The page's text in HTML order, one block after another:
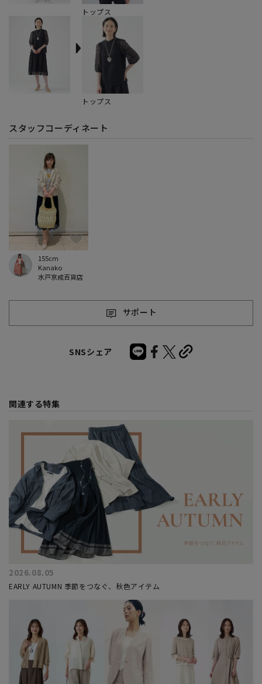
トップス
トップス
スタッフコーディネート
水戸京成百貨店
Kanako
155cm
サポート
SNSシェア
関連する特集
2026.08.05
EARLY AUTUMN 季節をつなぐ、秋色アイテム